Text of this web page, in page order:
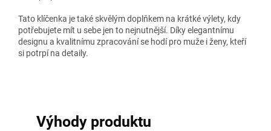
Tato klíčenka je také skvělým doplňkem na krátké výlety, kdy
potřebujete mít u sebe jen to nejnutnější. Díky elegantnímu
designu a kvalitnímu zpracování se hodí pro muže i ženy, kteří
si potrpí na detaily.
Výhody produktu